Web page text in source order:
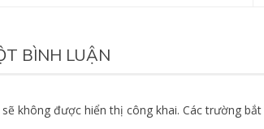
BÌNH LUẬN
không được hiển thị công khai. Các trường